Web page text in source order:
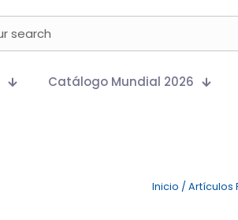
Catálogo Mundial 2026
Inicio / Artículos